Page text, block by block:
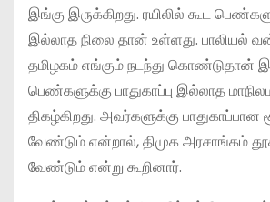
இங்கு இருக்கிறது. ரயிலில் கூட
இல்லாத நிலை தான் உள்ளது. பாலியல்
தமிழகம் எங்கும் நடந்து கொண்டுதான்
பெண்களுக்கு பாதுகாப்பு இல்லாத
திகழ்கிறது. அவர்களுக்கு பாதுகாப்பான
வேண்டும் என்றால், திமுக அரசாங்கம்
வேண்டும் என்று கூறினார்.